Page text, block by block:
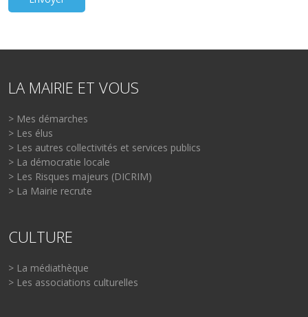
LA MAIRIE ET VOUS
> Mes démarches
> Les élus
> Les autres collectivités et services publics
> La démocratie locale
> Les Risques majeurs (DICRIM)
> La Mairie recrute
CULTURE
> La médiathèque
> Les associations culturelles